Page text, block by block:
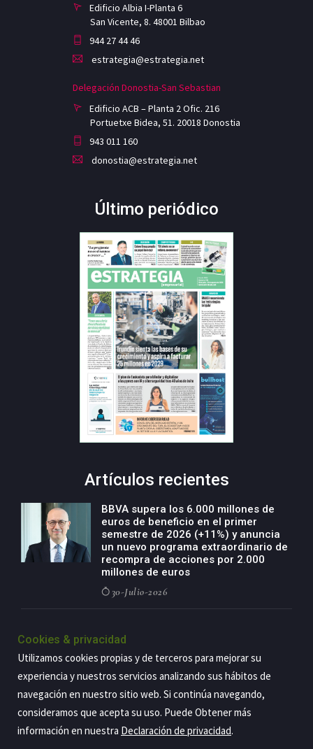
Edificio Albia I-Planta 6
San Vicente, 8. 48001 Bilbao
944 27 44 46
estrategia@estrategia.net
Delegación Donostia-San Sebastian
Edificio ACB – Planta 2 Ofic. 216
Portuetxe Bidea, 51. 20018 Donostia
943 011 160
donostia@estrategia.net
Último periódico
Artículos recientes
BBVA supera los 6.000 millones de
euros de beneficio en el primer
semestre de 2026 (+11%) y anuncia
un nuevo programa extraordinario de
recompra de acciones por 2.000
millones de euros
30-Julio-2026
negocio agro con un modelo global
de especialización presente en siete
países
29-Julio-2026
Cookies & privacidad
Utilizamos cookies propias y de terceros para mejorar su
experiencia y nuestros servicios analizando sus hábitos de
navegación en nuestro sitio web. Si continúa navegando,
consideramos que acepta su uso. Puede Obtener más
información en nuestra Declaración de privacidad.